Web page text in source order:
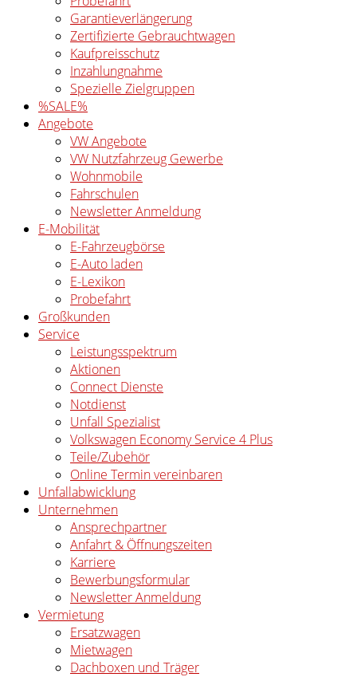
Garantieverlängerung
Zertifizierte Gebrauchtwagen
Kaufpreisschutz
Inzahlungnahme
Spezielle Zielgruppen
%SALE%
Angebote
VW Angebote
VW Nutzfahrzeug Gewerbe
Wohnmobile
Fahrschulen
Newsletter Anmeldung
E-Mobilität
E-Fahrzeugbörse
E-Auto laden
E-Lexikon
Probefahrt
Großkunden
Service
Leistungsspektrum
Aktionen
Connect Dienste
Notdienst
Unfall Spezialist
Volkswagen Economy Service 4 Plus
Teile/Zubehör
Online Termin vereinbaren
Unfallabwicklung
Unternehmen
Ansprechpartner
Anfahrt & Öffnungszeiten
Karriere
Bewerbungsformular
Newsletter Anmeldung
Vermietung
Ersatzwagen
Mietwagen
Dachboxen und Träger